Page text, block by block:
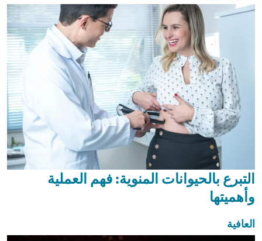
التبرع بالحيوانات المنوية: فهم العملية
وأهميتها
العافية